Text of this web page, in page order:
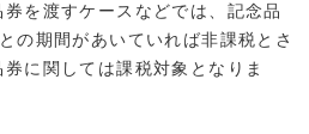
を渡すケースなどでは、記念品
の期間があいていれば非課税とさ
に関しては課税対象となりま